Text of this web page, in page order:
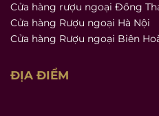
Cửa hàng rượu ngoại Đồng
Cửa hàng Rượu ngoại Hà Nội
Cửa hàng Rượu ngoại Biên
ĐỊA ĐIỂM